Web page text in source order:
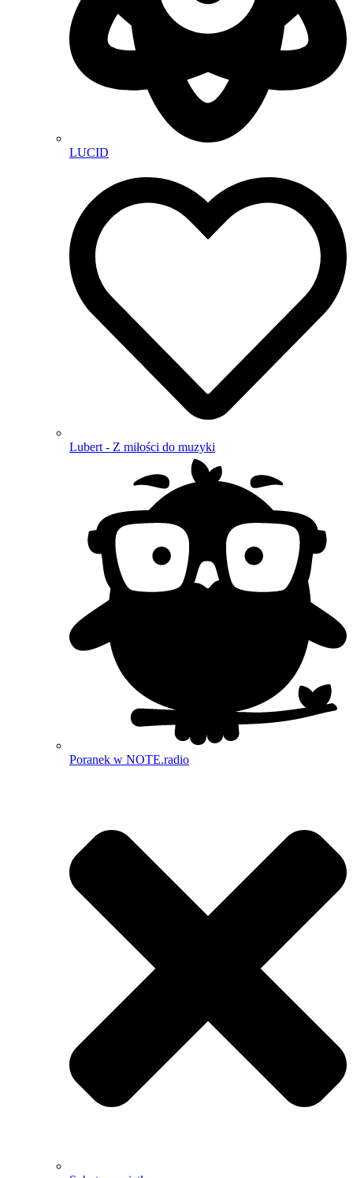
LUCID
Lubert - Z miłości do muzyki
Poranek w NOTE.radio